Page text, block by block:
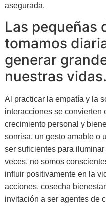
asegurada.
Las pequeñas
tomamos
generar
nuestras vidas.
Al practicar la empatía y la
interacciones se convierten
crecimiento personal y
sonrisa, un gesto amable o
ser suficientes para
veces, no somos
influir positivamente en la
acciones, cosecha
invitación a ser agentes de